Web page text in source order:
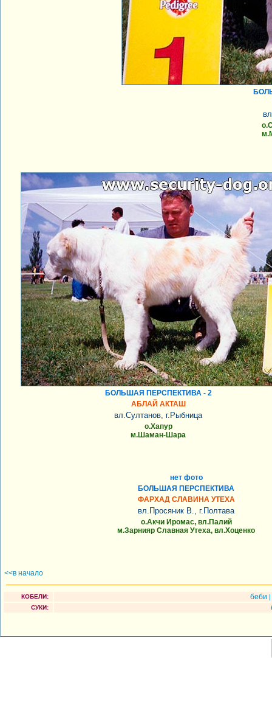
БОЛЬШАЯ ПЕРСПЕКТИВА - 2
АБЛАЙ АКТАШ
вл.Султанов, г.Рыбница
о.Хапур
м.Шаман-Шара
нет фото
БОЛЬШАЯ ПЕРСПЕКТИВА
ФАРХАД СЛАВИНА УТЕХА
вл.Просяник В., г.Полтава
о.Акчи Иромас, вл.Палий
м.Зарнияр Славная Утеха, вл.Хоценко
<<в начало
КОБЕЛИ: беби |
СУКИ: